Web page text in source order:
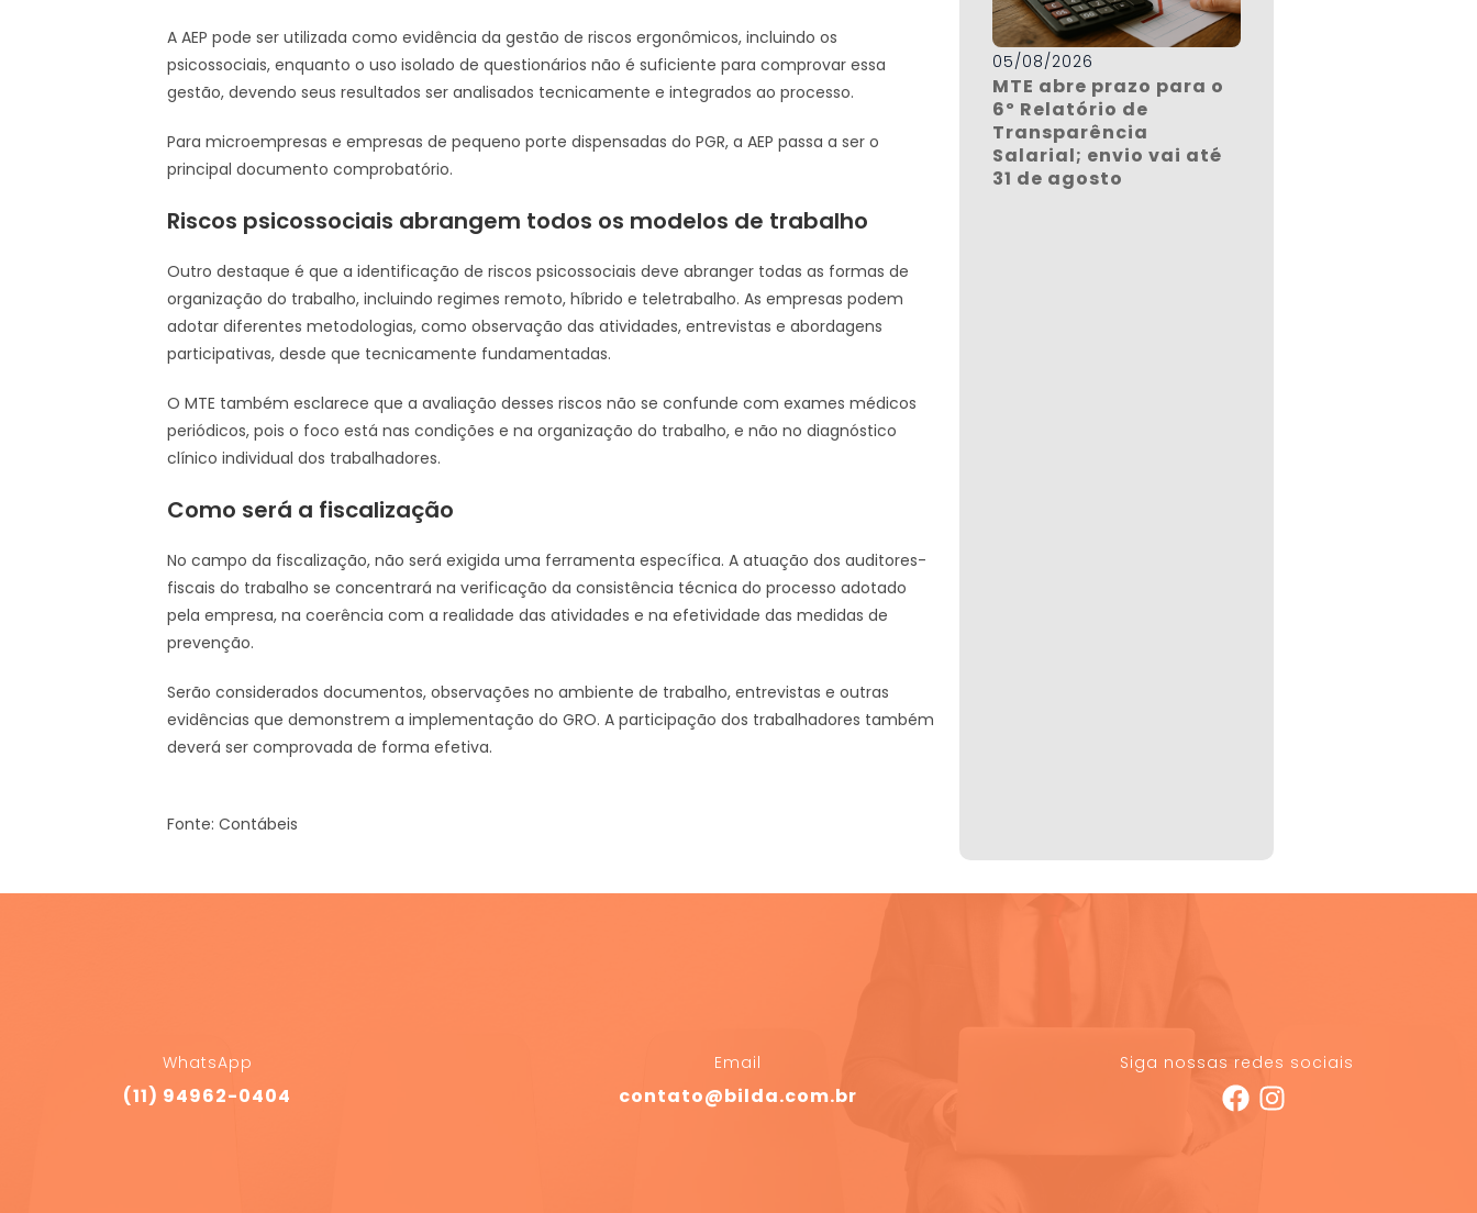
A AEP pode ser utilizada como evidência da gestão de riscos ergonômicos, incluindo os
psicossociais, enquanto o uso isolado de questionários não é suficiente para comprovar essa
gestão, devendo seus resultados ser analisados tecnicamente e integrados ao processo.
Para microempresas e empresas de pequeno porte dispensadas do PGR, a AEP passa a ser o
principal documento comprobatório.
Riscos psicossociais abrangem todos os modelos de trabalho
Outro destaque é que a identificação de riscos psicossociais deve abranger todas as formas de
organização do trabalho, incluindo regimes remoto, híbrido e teletrabalho. As empresas podem
adotar diferentes metodologias, como observação das atividades, entrevistas e abordagens
participativas, desde que tecnicamente fundamentadas.
O MTE também esclarece que a avaliação desses riscos não se confunde com exames médicos
periódicos, pois o foco está nas condições e na organização do trabalho, e não no diagnóstico
clínico individual dos trabalhadores.
Como será a fiscalização
No campo da fiscalização, não será exigida uma ferramenta específica. A atuação dos auditores-
fiscais do trabalho se concentrará na verificação da consistência técnica do processo adotado
pela empresa, na coerência com a realidade das atividades e na efetividade das medidas de
prevenção.
Serão considerados documentos, observações no ambiente de trabalho, entrevistas e outras
evidências que demonstrem a implementação do GRO. A participação dos trabalhadores também
deverá ser comprovada de forma efetiva.
Fonte: Contábeis
05/08/2026
MTE abre prazo para o
6º Relatório de
Transparência
Salarial; envio vai até
31 de agosto
WhatsApp
(11) 94962-0404
Email
contato@bilda.com.br
Siga nossas redes sociais